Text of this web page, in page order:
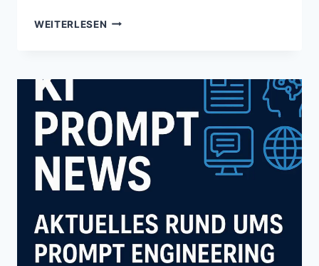
WEITERLESEN
MIT
TEXT
&
DATEN
KOMBINIEREN